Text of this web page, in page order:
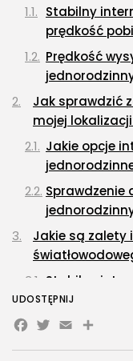
Stabilny
prędkość
Prędkość
Jak sprawdzić
mojej
Jakie opcje
Sprawdzenie
Jakie są zalety
Stabilny
technologia
Dostępność
UDOSTĘPNIJ
Facebook
Twitter
EmailShare